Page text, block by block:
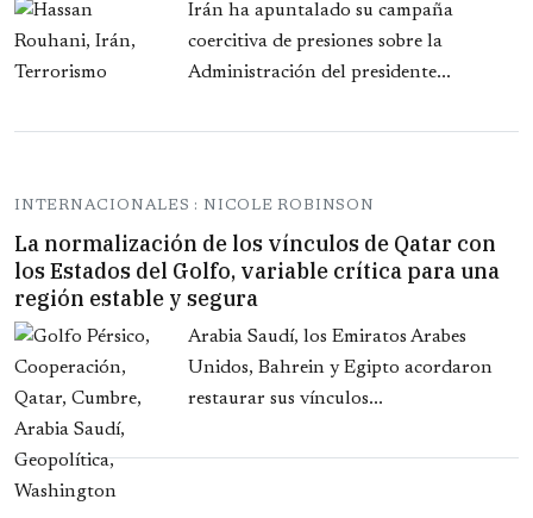
Irán ha apuntalado su campaña
coercitiva de presiones sobre la
Administración del presidente...
INTERNACIONALES : NICOLE ROBINSON
La normalización de los vínculos de Qatar con
los Estados del Golfo, variable crítica para una
región estable y segura
Arabia Saudí, los Emiratos Arabes
Unidos, Bahrein y Egipto acordaron
restaurar sus vínculos...